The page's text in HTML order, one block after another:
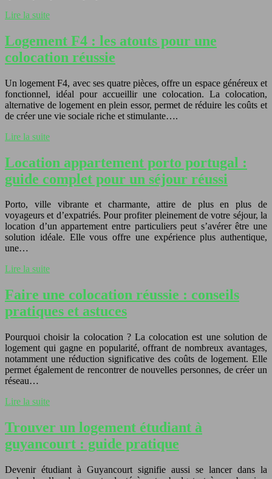
Lire la suite
Logement F4 : les atouts pour une
colocation réussie
Un logement F4, avec ses quatre pièces, offre un espace généreux et
fonctionnel, idéal pour accueillir une colocation. La colocation,
alternative de logement en plein essor, permet de réduire les coûts et
de créer une vie sociale riche et stimulante….
Lire la suite
Location appartement porto portugal :
guide complet pour un séjour réussi
Porto, ville vibrante et charmante, attire de plus en plus de
voyageurs et d’expatriés. Pour profiter pleinement de votre séjour, la
location d’un appartement entre particuliers peut s’avérer être une
solution idéale. Elle vous offre une expérience plus authentique,
une…
Lire la suite
Faire une colocation réussie : conseils
pratiques et astuces
Pourquoi choisir la colocation ? La colocation est une solution de
logement qui gagne en popularité, offrant de nombreux avantages,
notamment une réduction significative des coûts de logement. Elle
permet également de rencontrer de nouvelles personnes, de créer un
réseau…
Lire la suite
Trouver un logement étudiant à
guyancourt : guide pratique
Devenir étudiant à Guyancourt signifie aussi se lancer dans la